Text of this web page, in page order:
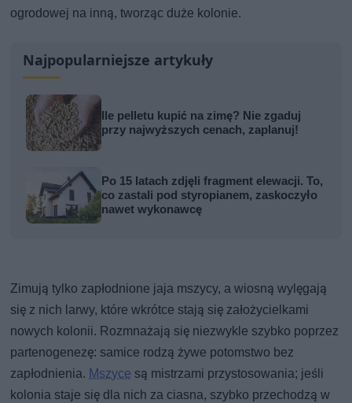
ogrodowej na inną, tworząc duże kolonie.
Najpopularniejsze artykuły
Ile pelletu kupić na zimę? Nie zgaduj
przy najwyższych cenach, zaplanuj!
Po 15 latach zdjęli fragment elewacji. To,
co zastali pod styropianem, zaskoczyło
nawet wykonawcę
Zimują tylko zapłodnione jaja mszycy, a wiosną wylęgają
się z nich larwy, które wkrótce stają się założycielkami
nowych kolonii. Rozmnażają się niezwykle szybko poprzez
partenogenezę: samice rodzą żywe potomstwo bez
zapłodnienia. Mszyce są mistrzami przystosowania; jeśli
kolonia staje się dla nich za ciasna, szybko przechodzą w